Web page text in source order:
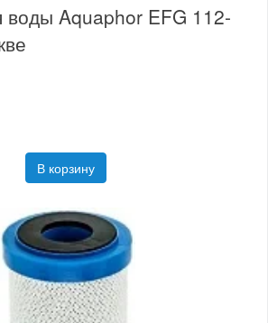
воды Aquaphor EFG 112-
В корзину